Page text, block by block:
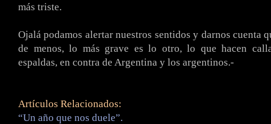
más triste.
Ojalá podamos alertar nuestros sentidos y darnos cuenta
de menos, lo más grave es lo otro, lo que hacen
espaldas, en contra de Argentina y los argentinos.-
Artículos Relacionados:
“Un año que nos duele”.